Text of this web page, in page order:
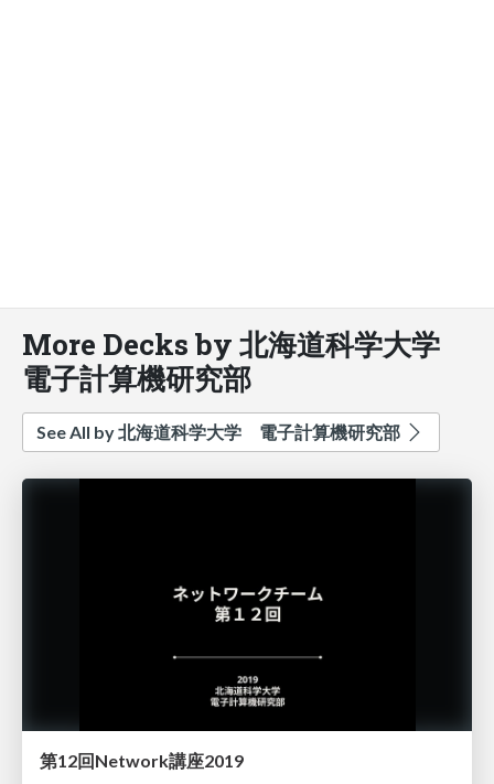
More Decks by 北海道科学大学
電子計算機研究部
See All by 北海道科学大学 電子計算機研究部
第12回Network講座2019